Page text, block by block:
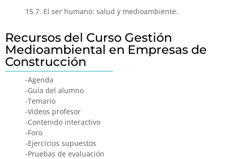
15.7. El ser humano: salud y medioambiente.
Recursos del Curso Gestión
Medioambiental en Empresas de
Construcción
-Agenda
-Guía del alumno
-Temario
-Vídeos profesor
-Contenido interactivo
-Foro
-Ejercicios supuestos
-Pruebas de evaluación